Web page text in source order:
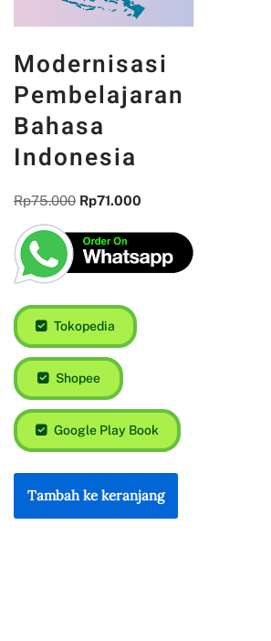
Modernisasi
Pembelajaran
Bahasa
Indonesia
Rp75.000 Rp71.000
Tokopedia
Shopee
Google Play Book
Tambah ke keranjang